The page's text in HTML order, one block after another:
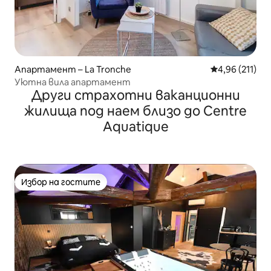
Апартамент – La Tronche Средна
4,96 (211)
Уютна вила апартамент
Други страхотни ваканционни
жилища под наем близо до Centre
Aquatique
Избор на гостите
Избор на гостите